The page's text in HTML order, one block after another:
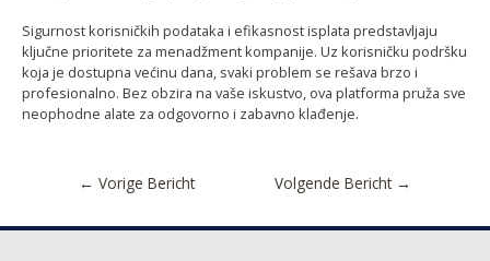
Sigurnost korisničkih podataka i efikasnost isplata predstavljaju
ključne prioritete za menadžment kompanije. Uz korisničku podršku
koja je dostupna većinu dana, svaki problem se rešava brzo i
profesionalno. Bez obzira na vaše iskustvo, ova platforma pruža sve
neophodne alate za odgovorno i zabavno klađenje.
← Vorige Bericht Volgende Bericht →